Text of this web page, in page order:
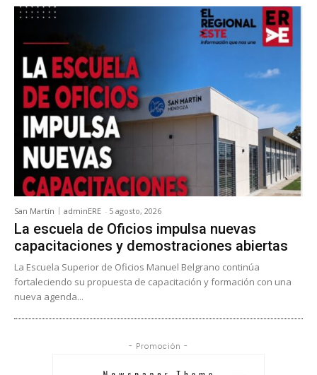
San Martín adminERE - 5 agosto, 2026
La escuela de Oficios impulsa nuevas
capacitaciones y demostraciones abiertas
La Escuela Superior de Oficios Manuel Belgrano continúa
fortaleciendo su propuesta de capacitación y formación con una
nueva agenda...
- Promoción -